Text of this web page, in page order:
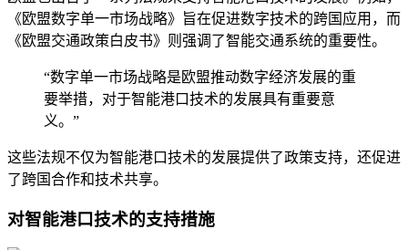
《欧盟数字单一市场战略》旨在促进数字技术的跨国应用，而
《欧盟交通政策白皮书》则强调了智能交通系统的重要性。
“数字单一市场战略是欧盟推动数字经济发展的重
要举措，对于智能港口技术的发展具有重要意
义。”
这些法规不仅为智能港口技术的发展提供了政策支持，还促进
了跨国合作和技术共享。
对智能港口技术的支持措施